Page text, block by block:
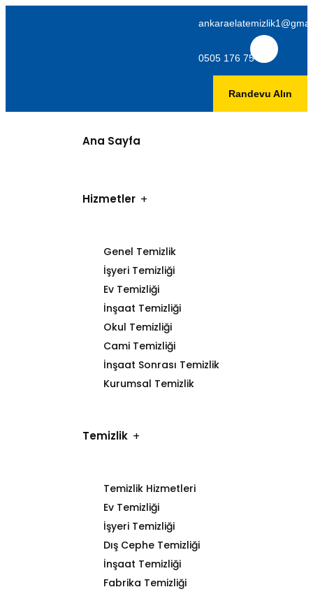
0505 176 75 06
Randevu Alın
Ana Sayfa
Hizmetler
Genel Temizlik
İşyeri Temizliği
Ev Temizliği
İnşaat Temizliği
Okul Temizliği
Cami Temizliği
İnşaat Sonrası Temizlik
Kurumsal Temizlik
Temizlik
Temizlik Hizmetleri
Ev Temizliği
İşyeri Temizliği
Dış Cephe Temizliği
İnşaat Temizliği
Fabrika Temizliği